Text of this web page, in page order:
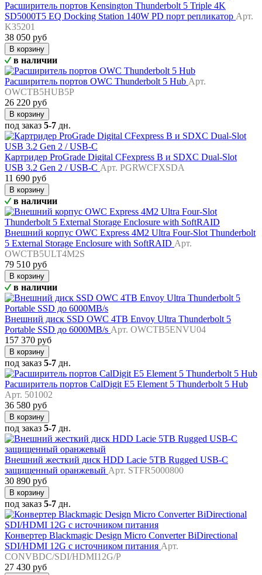
Расширитель портов Kensington Thunderbolt 5 Triple 4K
SD5000T5 EQ Docking Station 140W PD порт репликатор Арт.
K35201
38 050 руб
В корзину
в наличии
Расширитель портов OWC Thunderbolt 5 Hub Арт.
OWCTB5HUB5P
26 220 руб
В корзину
под заказ 5-7 дн.
Картридер ProGrade Digital CFexpress B и SDXC Dual-Slot
USB 3.2 Gen 2 / USB-C Арт. PGRWCFXSDA
11 690 руб
В корзину
в наличии
Внешний корпус OWC Express 4M2 Ultra Four-Slot Thunderbolt
5 External Storage Enclosure with SoftRAID Арт.
OWCTB5ULT4M2S
79 510 руб
В корзину
в наличии
Внешний диск SSD OWC 4TB Envoy Ultra Thunderbolt 5
Portable SSD до 6000MB/s Арт. OWCTB5ENVU04
157 370 руб
В корзину
под заказ 5-7 дн.
Расширитель портов CalDigit E5 Element 5 Thunderbolt 5 Hub
Арт. 501002
36 580 руб
В корзину
под заказ 5-7 дн.
Внешний жесткий диск HDD Lacie 5TB Rugged USB-C
защищенный оранжевый Арт. STFR5000800
30 890 руб
В корзину
под заказ 5-7 дн.
Конвертер Blackmagic Design Micro Converter BiDirectional
SDI/HDMI 12G с источником питания Арт.
CONVBDC/SDI/HDMI12G/P
27 430 руб